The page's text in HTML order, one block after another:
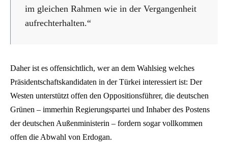
im gleichen Rahmen wie in der Vergangenheit
aufrechterhalten.“
Daher ist es offensichtlich, wer an dem Wahlsieg welches
Präsidentschaftskandidaten in der Türkei interessiert ist: Der
Westen unterstützt offen den Oppositionsführer, die deutschen
Grünen – immerhin Regierungspartei und Inhaber des Postens
der deutschen Außenministerin – fordern sogar vollkommen
offen die Abwahl von Erdogan.